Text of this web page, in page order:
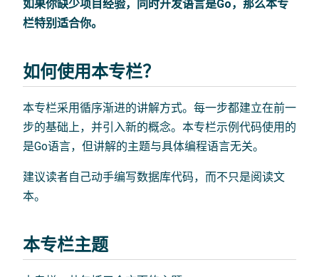
如果你缺少项目经验，同时开发语言是Go，那么本专
栏特别适合你。
如何使用本专栏？
本专栏采用循序渐进的讲解方式。每一步都建立在前一
步的基础上，并引入新的概念。本专栏示例代码使用的
是Go语言，但讲解的主题与具体编程语言无关。
建议读者自己动手编写数据库代码，而不只是阅读文
本。
本专栏主题